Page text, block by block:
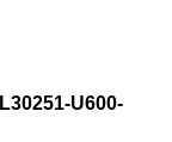
L30251-U600-